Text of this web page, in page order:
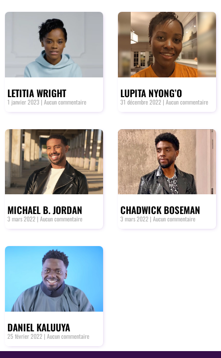
LETITIA WRIGHT
1 janvier 2023 Aucun commentaire
LUPITA NYONG’O
31 décembre 2022 Aucun commentaire
MICHAEL B. JORDAN
3 mars 2022 Aucun commentaire
CHADWICK BOSEMAN
3 mars 2022 Aucun commentaire
DANIEL KALUUYA
25 février 2022 Aucun commentaire